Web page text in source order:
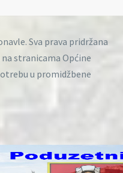
Sva prava pridržana
stranicama Općine
u promidžbene